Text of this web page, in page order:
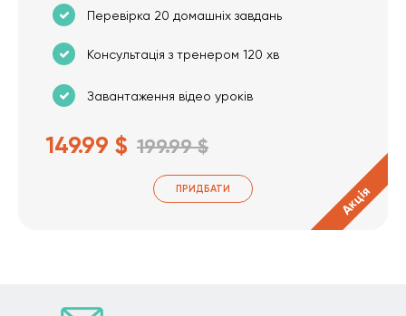
Перевірка 20 домашніх завдань
Консультація з тренером 120 хв
Завантаження відео уроків
149.99 $ 199.99 $
ПРИДБАТИ Акція